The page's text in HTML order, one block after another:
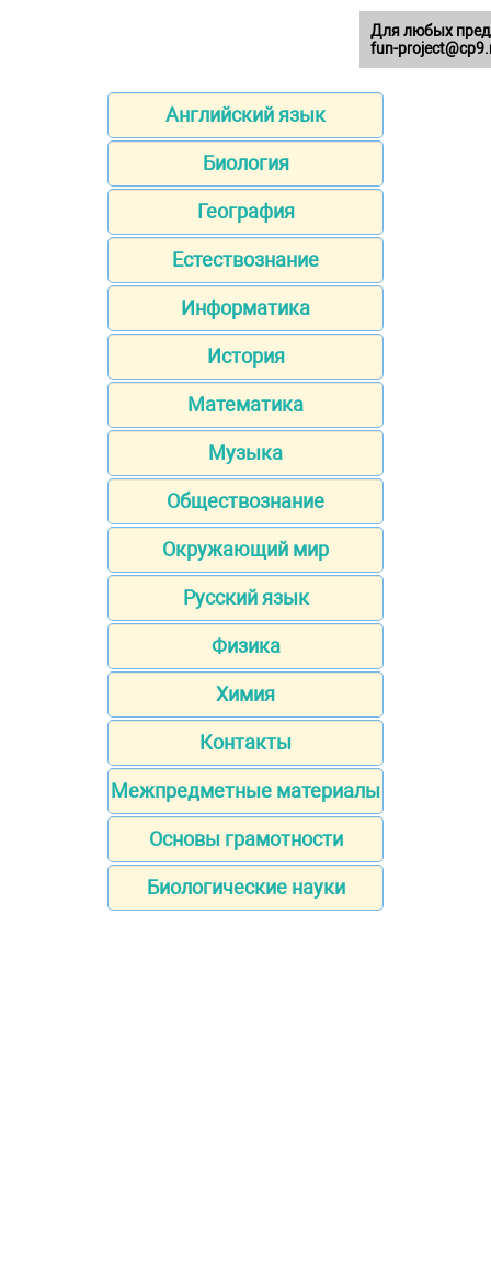
Английский язык
Биология
География
Естествознание
Информатика
История
Математика
Музыка
Обществознание
Окружающий мир
Русский язык
Физика
Химия
Контакты
Межпредметные материалы
Основы грамотности
Биологические науки
Для любых
fun-